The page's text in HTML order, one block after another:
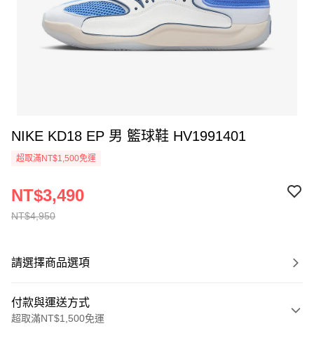
NIKE KD18 EP 男 籃球鞋 HV1991401
超取滿NT$1,500免運
NT$4,950
NT$3,490
請選擇商品選項
付款與運送方式
超取滿NT$1,500免運